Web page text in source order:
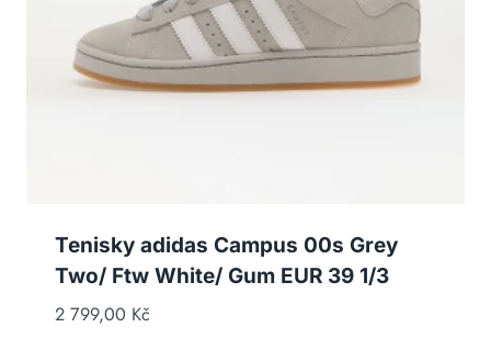
Tenisky adidas Campus 00s Grey
Two/ Ftw White/ Gum EUR 39 1/3
2 799,00 Kč